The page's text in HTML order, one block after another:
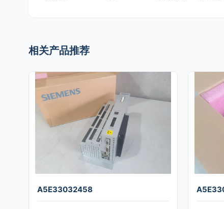
相关产品推荐
A5E33032458